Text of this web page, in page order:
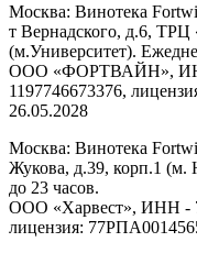
Москва: Винотека
т Вернадского, д.6, ТРЦ
(м.Университет).
ООО «ФОРТВАЙН»,
1197746673376,
26.05.2028
Москва: Винотека
Жукова, д.39, корп.1 (м.
до 23 часов.
ООО «Харвест», ИНН -
лицензия: